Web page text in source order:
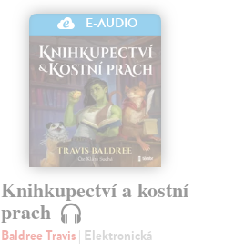
E-AUDIO
Knihkupectví a kostní
prach
Baldree Travis| Elektronická